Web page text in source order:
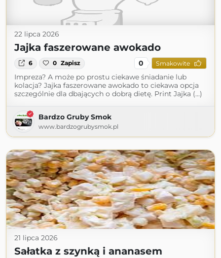
22 lipca 2026
Jajka faszerowane awokado
6 0 Zapisz 0 Smakowite
Impreza? A może po prostu ciekawe śniadanie lub
kolacja? Jajka faszerowane awokado to ciekawa opcja
szczególnie dla dbających o dobrą dietę. Print Jajka (...)
Bardzo Gruby Smok
www.bardzogrubysmok.pl
21 lipca 2026
Sałatka z szynką i ananasem